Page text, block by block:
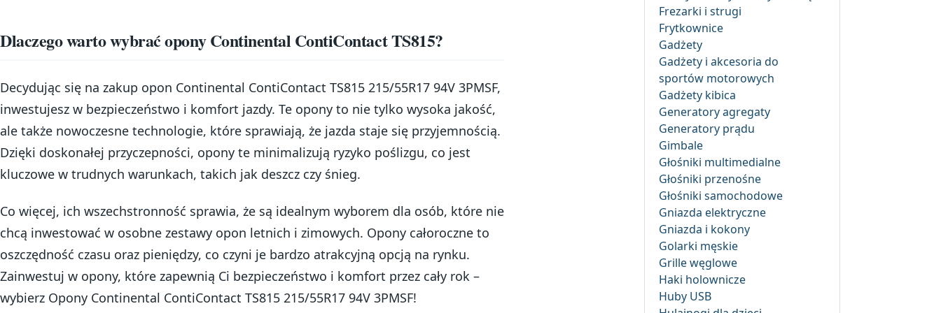
Dlaczego warto wybrać opony Continental ContiContact TS815?
Decydując się na zakup opon Continental ContiContact TS815 215/55R17 94V 3PMSF,
inwestujesz w bezpieczeństwo i komfort jazdy. Te opony to nie tylko wysoka jakość,
ale także nowoczesne technologie, które sprawiają, że jazda staje się przyjemnością.
Dzięki doskonałej przyczepności, opony te minimalizują ryzyko poślizgu, co jest
kluczowe w trudnych warunkach, takich jak deszcz czy śnieg.
Co więcej, ich wszechstronność sprawia, że są idealnym wyborem dla osób, które nie
chcą inwestować w osobne zestawy opon letnich i zimowych. Opony całoroczne to
oszczędność czasu oraz pieniędzy, co czyni je bardzo atrakcyjną opcją na rynku.
Zainwestuj w opony, które zapewnią Ci bezpieczeństwo i komfort przez cały rok –
wybierz Opony Continental ContiContact TS815 215/55R17 94V 3PMSF!
Frezarki i strugi
Frytkownice
Gadżety
Gadżety i akcesoria do
sportów motorowych
Gadżety kibica
Generatory agregaty
Generatory prądu
Gimbale
Głośniki multimedialne
Głośniki przenośne
Głośniki samochodowe
Gniazda elektryczne
Gniazda i kokony
Golarki męskie
Grille węglowe
Haki holownicze
Huby USB